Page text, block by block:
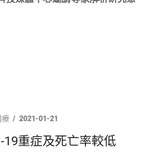
療 2021-01-21
19重症及死亡率較低